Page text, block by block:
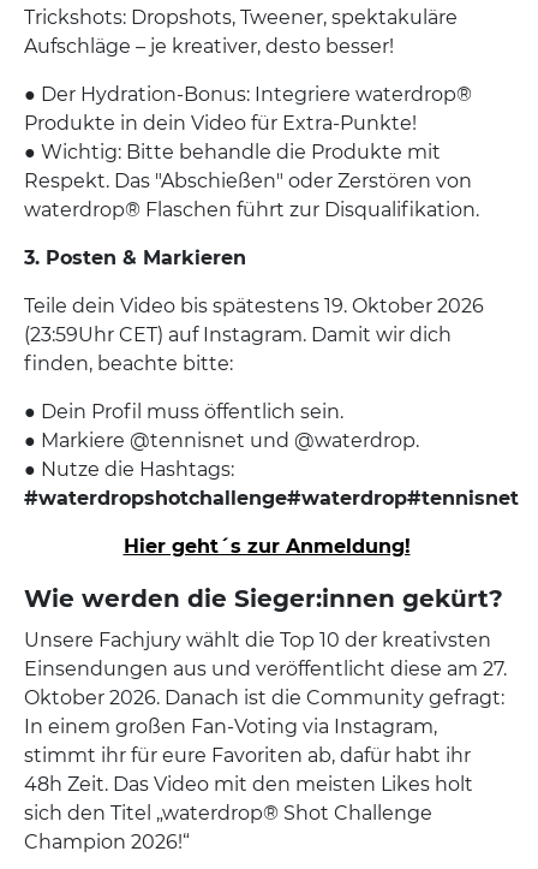
Trickshots: Dropshots, Tweener, spektakuläre
Aufschläge – je kreativer, desto besser!
● Der Hydration-Bonus: Integriere waterdrop®
Produkte in dein Video für Extra-Punkte!
● Wichtig: Bitte behandle die Produkte mit
Respekt. Das "Abschießen" oder Zerstören von
waterdrop® Flaschen führt zur Disqualifikation.
3. Posten & Markieren
Teile dein Video bis spätestens 19. Oktober 2026
(23:59Uhr CET) auf Instagram. Damit wir dich
finden, beachte bitte:
● Dein Profil muss öffentlich sein.
● Markiere @tennisnet und @waterdrop.
● Nutze die Hashtags:
#waterdropshotchallenge#waterdrop#tennisnet
Hier geht´s zur Anmeldung!
Wie werden die Sieger:innen gekürt?
Unsere Fachjury wählt die Top 10 der kreativsten
Einsendungen aus und veröffentlicht diese am 27.
Oktober 2026. Danach ist die Community gefragt:
In einem großen Fan-Voting via Instagram,
stimmt ihr für eure Favoriten ab, dafür habt ihr
48h Zeit. Das Video mit den meisten Likes holt
sich den Titel „waterdrop® Shot Challenge
Champion 2026!“